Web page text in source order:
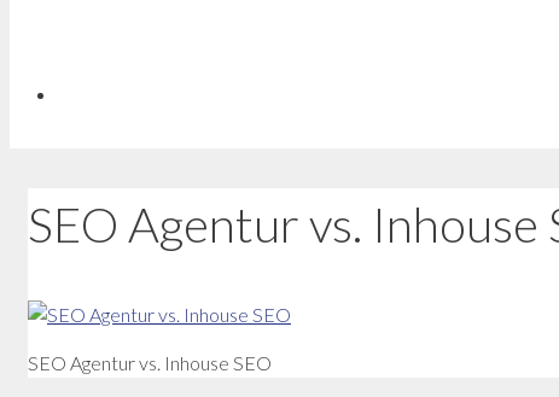
SEO Agentur vs. Inhouse
SEO Agentur vs. Inhouse SEO